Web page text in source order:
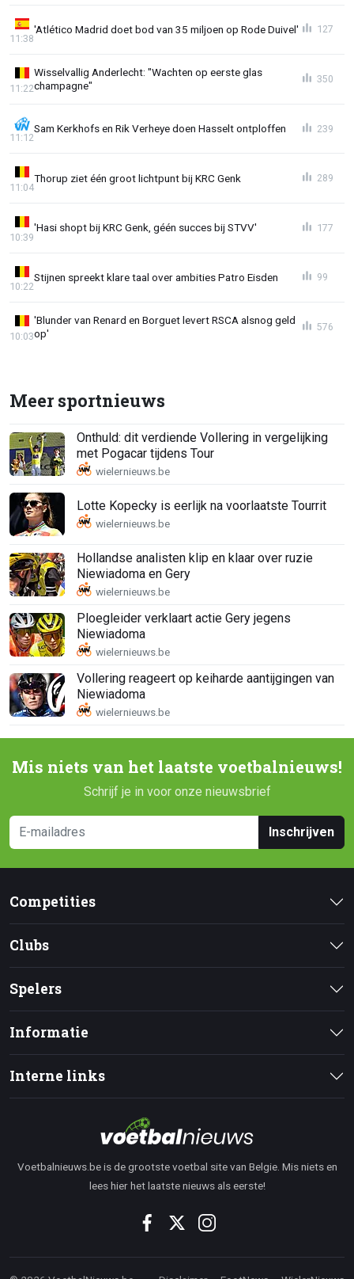
'Atlético Madrid doet bod van 35 miljoen op Rode Duivel'
11:38
127
Wisselvallig Anderlecht: "Wachten op eerste glas
champagne"
11:22
350
Sam Kerkhofs en Rik Verheye doen Hasselt ontploffen
11:12
239
Thorup ziet één groot lichtpunt bij KRC Genk
11:04
289
'Hasi shopt bij KRC Genk, géén succes bij STVV'
10:39
177
Stijnen spreekt klare taal over ambities Patro Eisden
10:22
99
'Blunder van Renard en Borguet levert RSCA alsnog geld
op'
10:03
576
Meer sportnieuws
Onthuld: dit verdiende Vollering in vergelijking
met Pogacar tijdens Tour
Lotte Kopecky is eerlijk na voorlaatste Tourrit
Hollandse analisten klip en klaar over ruzie
Niewiadoma en Gery
Ploegleider verklaart actie Gery jegens
Niewiadoma
Vollering reageert op keiharde aantijgingen van
Niewiadoma
Mis niets van het laatste voetbalnieuws!
Schrijf je in voor onze nieuwsbrief
Inschrijven
Competities
Clubs
Spelers
Informatie
Interne links
Voetbalnieuws.be is de grootste voetbal site van Belgie. Mis niets en
lees hier het laatste nieuws als eerste!